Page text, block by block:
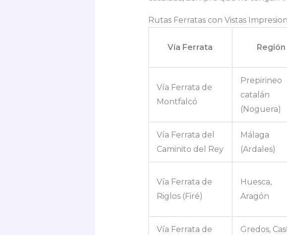
Rutas Ferratas con Vistas
Vía Ferrata Región
Vía Ferrata de
Montfalcó
Prepirineo
catalán
(Noguera)
Vía Ferrata del
Caminito del Rey
Málaga
(Ardales)
Vía Ferrata de
Riglos (Firé)
Huesca,
Aragón
Vía Ferrata de Gredos,